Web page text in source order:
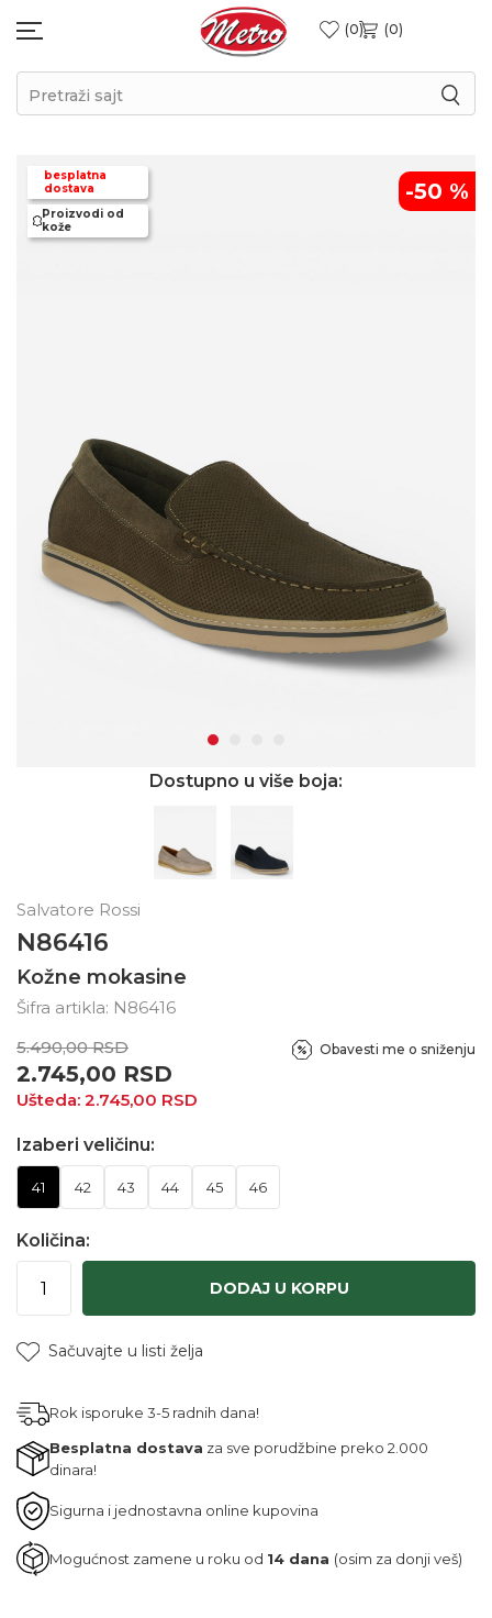
0 0
Pretraži sajt
besplatna
dostava
Proizvodi od
kože
-50 %
Dostupno u više boja:
Salvatore Rossi
N86416
Kožne mokasine
Šifra artikla: N86416
5.490,00 RSD
2.745,00 RSD
Ušteda: 2.745,00 RSD
Obavesti me o sniženju
Izaberi veličinu:
41 42 43 44 45 46
Količina:
DODAJ U KORPU
Sačuvajte u listi želja
Rok isporuke 3-5 radnih dana!
Besplatna dostava za sve porudžbine preko 2.000
dinara!
Sigurna i jednostavna online kupovina
Mogućnost zamene u roku od 14 dana (osim za donji veš)